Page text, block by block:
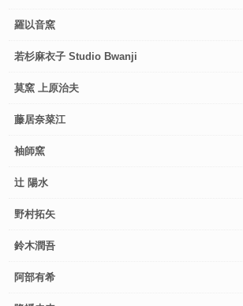
羅以音窯
若杉麻衣子 Studio Bwanji
莫窯 上原治夫
藤居奈菜江
袖師窯
辻 陽水
野村拓矢
鈴木潤吾
阿部有希